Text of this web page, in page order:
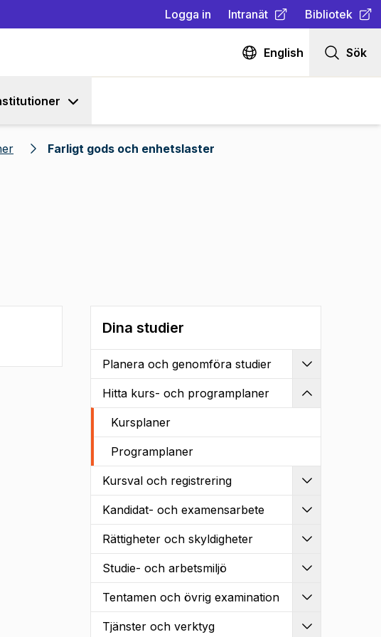
Logga in Intranät
(Öppnas i ny flik)
Bibliotek
(Öppnas i ny
English Sök
Farligt gods och enhetslaster
Dina studier
Planera och genomföra studier
Hitta kurs- och programplaner
Kursplaner
Programplaner
Kursval och registrering
Kandidat- och examensarbete
Rättigheter och skyldigheter
Studie- och arbetsmiljö
Tentamen och övrig examination
Tjänster och verktyg